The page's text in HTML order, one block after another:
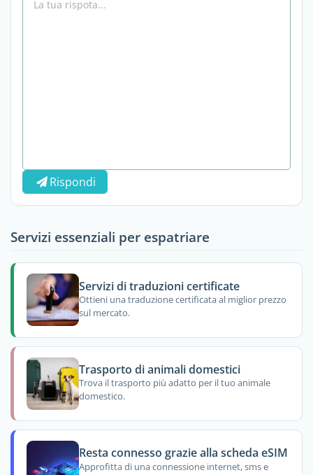
Rispondi
Servizi essenziali per espatriare
Servizi di traduzioni certificate
Ottieni una traduzione certificata al miglior prezzo
sul mercato.
Trasporto di animali domestici
Trova il trasporto più adatto per il tuo animale
domestico.
Resta connesso grazie alla scheda eSIM
Approfitta di una connessione internet, sms e